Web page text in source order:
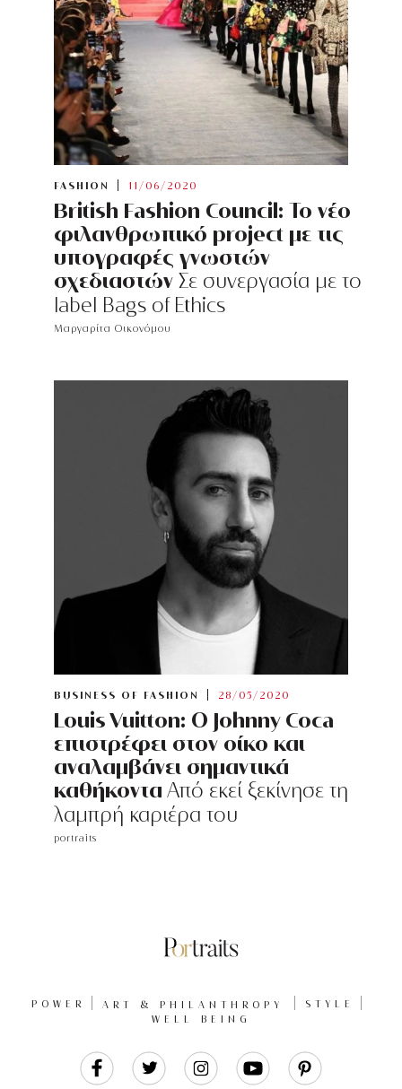
FASHION 11/06/2020
British Fashion Council: Το νέο
φιλανθρωπικό project με τις
υπογραφές γνωστών
σχεδιαστών Σε συνεργασία με το
label Bags of Ethics
Μαργαρίτα Οικονόμου
BUSINESS OF FASHION 28/05/2020
Louis Vuitton: Ο Johnny Coca
επιστρέφει στον οίκο και
αναλαμβάνει σημαντικά
καθήκοντα Από εκεί ξεκίνησε τη
λαμπρή καριέρα του
portraits
POWER ART & PHILANTHROPY
STYLE
WELL BEING